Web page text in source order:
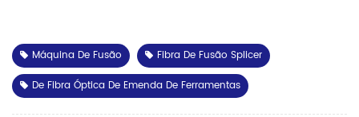
Máquina De Fusão
Fibra De Fusão Splicer
De Fibra Óptica De Emenda De Ferramentas